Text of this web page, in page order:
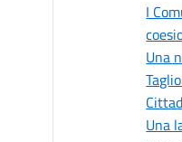
I
Una
Una